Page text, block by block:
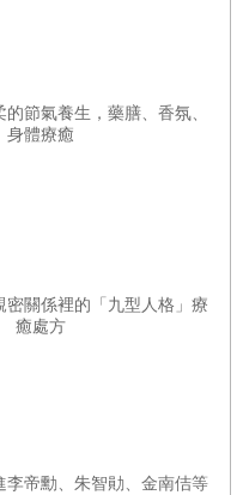
節氣養生，藥膳、香氛、
身體療癒
密關係裡的「九型人格」療
癒處方
李帝勳、朱智勛、金南佶等